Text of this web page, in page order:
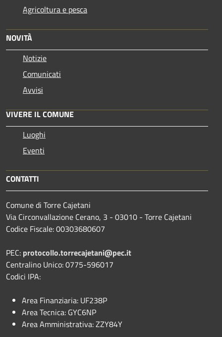
Agricoltura e pesca
NOVITÀ
Notizie
Comunicati
Avvisi
VIVERE IL COMUNE
Luoghi
Eventi
CONTATTI
Comune di Torre Cajetani
Via Circonvallazione Cerano, 3 - 03010 - Torre Cajetani
Codice Fiscale: 00303680607
PEC: protocollo.torrecajetani@pec.it
Centralino Unico: 0775-596017
Codici IPA:
Area Finanziaria: UF238P
Area Tecnica: GYC6NP
Area Amministrativa: ZZY84Y